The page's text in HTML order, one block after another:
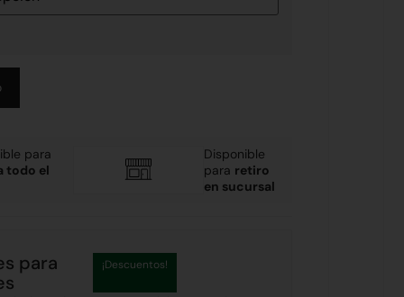
para
todo el
Disponible
para retiro
en sucursal
para
¡Descuentos!